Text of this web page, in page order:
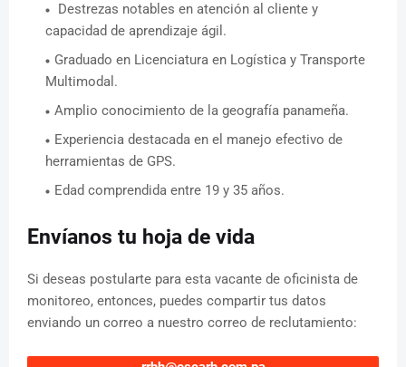
Destrezas notables en atención al cliente y
capacidad de aprendizaje ágil.
Graduado en Licenciatura en Logística y Transporte
Multimodal.
Amplio conocimiento de la geografía panameña.
Experiencia destacada en el manejo efectivo de
herramientas de GPS.
Edad comprendida entre 19 y 35 años.
Envíanos tu hoja de vida
Si deseas postularte para esta vacante de oficinista de
monitoreo, entonces, puedes compartir tus datos
enviando un correo a nuestro correo de reclutamiento: